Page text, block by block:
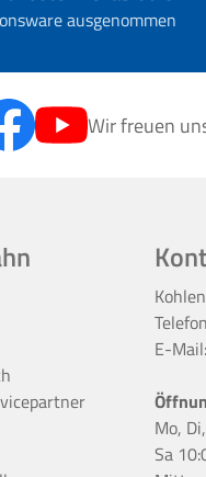
ausgenommen
Wir freuen
E-Mail:
Mo,
Sa